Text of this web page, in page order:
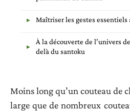
Maîtriser les gestes essentiels
À la découverte de l’univers
delà du santoku
Moins long qu’un couteau de
large que de nombreux